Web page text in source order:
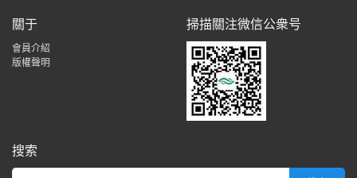
關于
會員介紹
版權聲明
掃描關注微信公衆号
搜索